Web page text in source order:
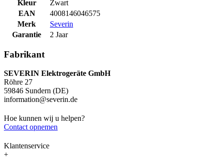
Kleur
Zwart
EAN
4008146046575
Merk
Severin
Garantie
2 Jaar
Fabrikant
SEVERIN Elektrogeräte GmbH
Röhre 27
59846 Sundern (DE)
information@severin.de
Hoe kunnen wij u helpen?
Contact opnemen
Klantenservice
+